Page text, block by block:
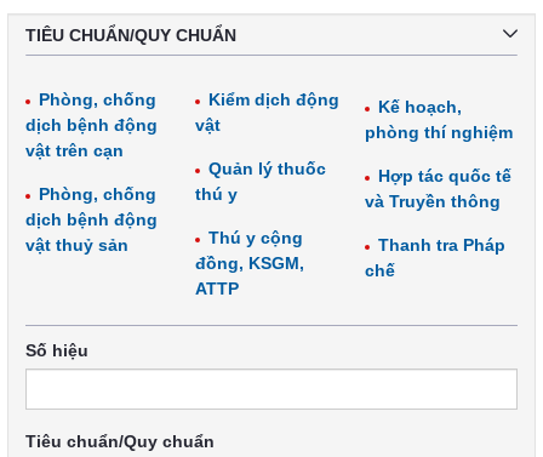
TIÊU CHUẨN/QUY CHUẨN
Phòng, chống
dịch bệnh động
vật trên cạn
Phòng, chống
dịch bệnh động
vật thuỷ sản
Kiểm dịch động
vật
Quản lý thuốc
thú y
Thú y cộng
đồng, KSGM,
ATTP
Kế hoạch,
phòng thí nghiệm
Hợp tác quốc tế
và Truyền thông
Thanh tra Pháp
chế
Số hiệu
Tiêu chuẩn/Quy chuẩn